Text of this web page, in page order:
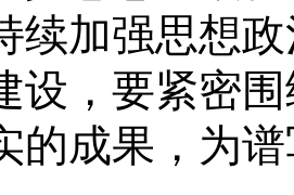
续加强思想
设，要紧密
的成果，为